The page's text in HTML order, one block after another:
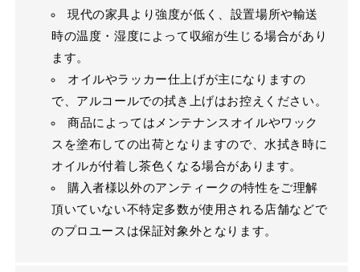
現代の家具より強度が低く、設置場所や輸送
時の温度・湿度によって収縮が生じる場合があり
ます。
オイルやラッカー仕上げが主になりますの
で、アルコールでの拭き上げはお控えください。
商品によってはメンテナンスオイルやワック
スを塗布しての出荷となりますので、水拭き時に
オイルが付着し茶色くなる場合があります。
購入者様以外のアンティークの特性をご理解
頂いていない不特定多数が使用される店舗などで
のプロユースは保証対象外となります。